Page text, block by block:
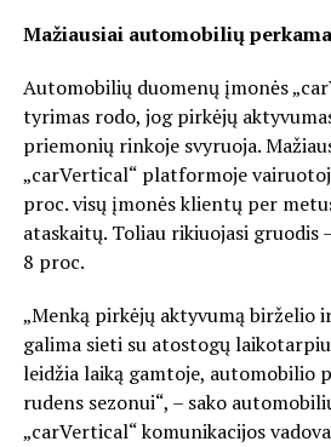
Mažiausiai automobilių
Automobilių duomenų įmonės
tyrimas rodo, jog pirkėjų
priemonių rinkoje svyruoja.
„carVertical“ platformoje
proc. visų įmonės klientų per
ataskaitų. Toliau rikiuojasi gruodis
8 proc.
„Menką pirkėjų aktyvumą birželio
galima sieti su atostogų
leidžia laiką gamtoje, automobilio
rudens sezonui“, – sako
„carVertical“ komunikacijos